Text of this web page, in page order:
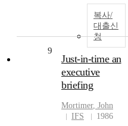
복사/
대출신
청
9
Just-in-time an
executive
briefing
Mortimer, John
IFS
1986